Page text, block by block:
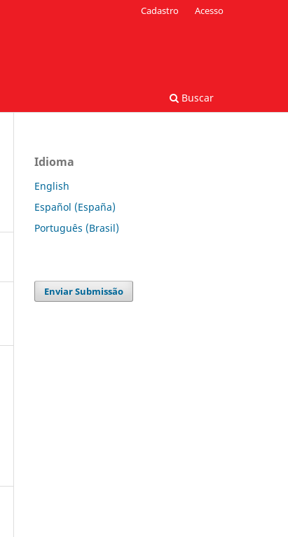
Buscar
Cadastro Acesso
Idioma
English
Español (España)
Português (Brasil)
Enviar Submissão